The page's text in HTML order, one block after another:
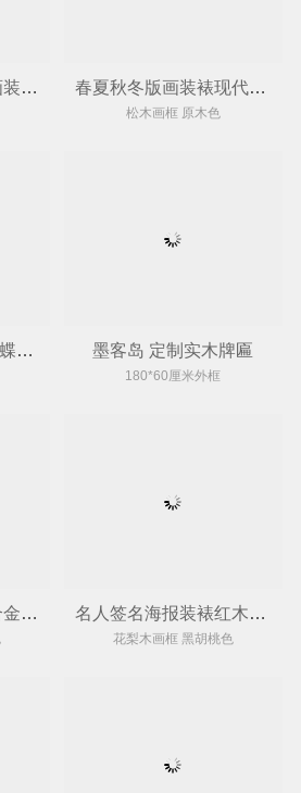
广州裱画 版画卡纸画装裱镜框 春夏秋冬版画装裱现代原木色画框
松木画框 原木色
广州剪纸装裱画框《蝶恋牡丹送福图》 墨客岛 定制实木牌匾
180*60厘米外框
埃及树皮画 装裱铝合金画框 名人签名海报装裱红木花梨木画框
花梨木画框 黑胡桃色